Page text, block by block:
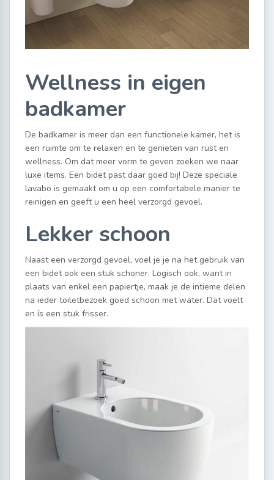
Wellness in eigen
badkamer
De badkamer is meer dan een functionele kamer, het is
een ruimte om te relaxen en te genieten van rust en
wellness. Om dat meer vorm te geven zoeken we naar
luxe items. Een bidet past daar goed bij! Deze speciale
lavabo is gemaakt om u op een comfortabele manier te
reinigen en geeft u een heel verzorgd gevoel.
Lekker schoon
Naast een verzorgd gevoel, voel je je na het gebruik van
een bidet ook een stuk schoner. Logisch ook, want in
plaats van enkel een papiertje, maak je de intieme delen
na ieder toiletbezoek goed schoon met water. Dat voelt
en ís een stuk frisser.